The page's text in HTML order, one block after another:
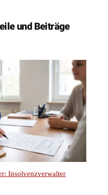
und Beiträge
Insolvenzverwalter